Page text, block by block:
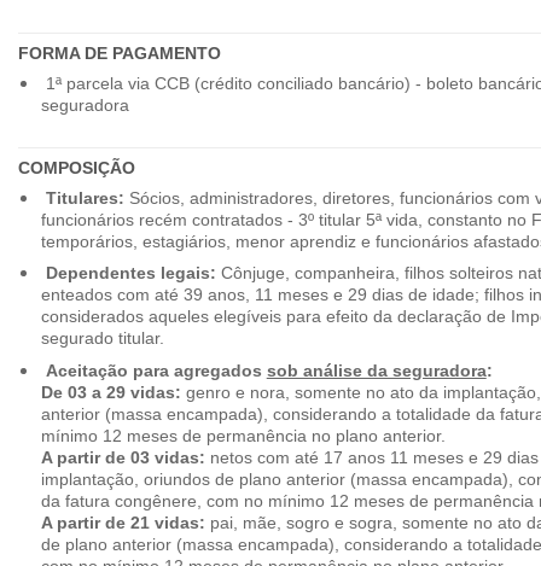
FORMA DE PAGAMENTO
1ª parcela via CCB (crédito conciliado bancário) - boleto
seguradora
COMPOSIÇÃO
Titulares: Sócios, administradores, diretores, funcionários com
funcionários recém contratados - 3º titular 5ª vida, constanto no
temporários, estagiários, menor aprendiz e funcionários
Dependentes legais: Cônjuge, companheira, filhos solteiros
enteados com até 39 anos, 11 meses e 29 dias de idade; filhos
considerados aqueles elegíveis para efeito da declaração de
segurado titular.
Aceitação para agregados sob análise da seguradora:
De 03 a 29 vidas: genro e nora, somente no ato da
anterior (massa encampada), considerando a totalidade da
mínimo 12 meses de permanência no plano anterior.
A partir de 03 vidas: netos com até 17 anos 11 meses e 29
implantação, oriundos de plano anterior (massa encampada),
da fatura congênere, com no mínimo 12 meses de permanência
A partir de 21 vidas: pai, mãe, sogro e sogra, somente no ato
de plano anterior (massa encampada), considerando a